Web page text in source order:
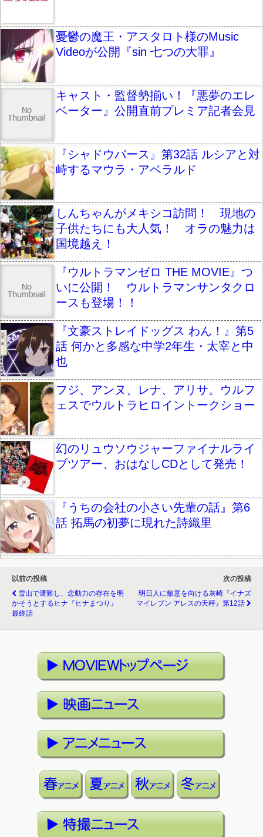
憂鬱の魔王・アスタロト様のMusic
Videoが公開『sin 七つの大罪』
キャスト・監督勢揃い！『悪夢のエレ
ベーター』公開直前プレミア記者会見
『シャドウバース』第32話 ルシアと対
峙するマウラ・アベラルド
しんちゃんがメキシコ訪問！ 現地の
子供たちにも大人気！ オラの魅力は
国境越え！
『ウルトラマンゼロ THE MOVIE』つ
いに公開！ ウルトラマンサンタクロ
ースも登場！！
『文豪ストレイドッグス わん！』第5
話 何かと多感な中学2年生・太宰と中
也
フジ、アンヌ、レナ、アリサ。ウルフ
ェスでウルトラヒロイントークショー
幻のリュウソウジャーファイナルライ
ブツアー、おはなしCDとして発売！
『うちの会社の小さい先輩の話』第6
話 拓馬の初夢に現れた詩織里
以前の投稿
雪山で遭難し、念動力の存在を明
かそうとするヒナ『ヒナまつり』
最終話
次の投稿
明日人に敵意を向ける灰崎『イナズ
マイレブン アレスの天秤』第12話